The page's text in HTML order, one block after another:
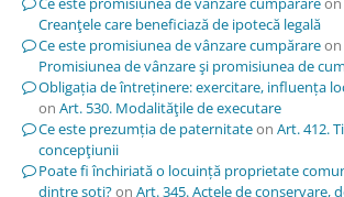
Creanţele care beneficiază de ipotecă legală
Ce este promisiunea de vânzare cumpărareon
Promisiunea de vânzare şi promisiunea de
Obligația de întreținere: exercitare, influența
on Art. 530. Modalităţile de executare
Ce este prezumția de paternitateon Art. 412.
concepţiunii
Poate fi închiriată o locuință proprietate
dintre soți?on Art. 345. Actele de conservare,